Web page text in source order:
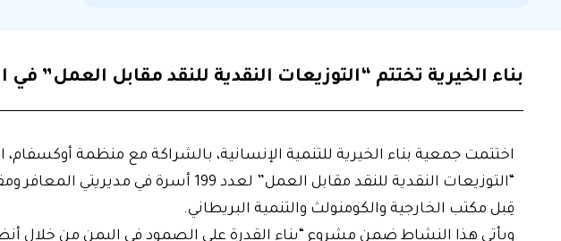
بناء الخيرية تختتم “التوزيعات النقدية للنقد مقابل العمل” في
اختتمت جمعية بناء الخيرية للتنمية الإنسانية، بالشراكة مع منظمة أوكسفام،
“التوزيعات النقدية للنقد مقابل العمل” لعدد 199
قِبل مكتب الخارجية والكومنولث والتنمية البريطاني.
ويأتي هذا النشاط ضمن مشروع “بناء القدرة على الصمود في اليمن من خلال